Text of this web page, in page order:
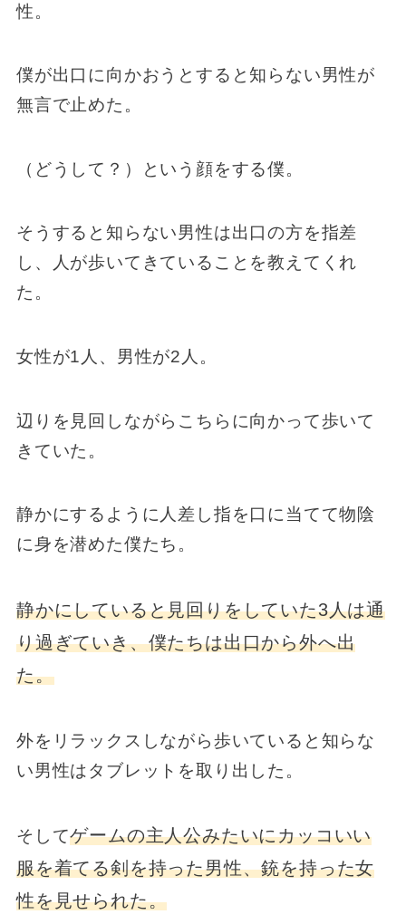
性。
僕が出口に向かおうとすると知らない男性が
無言で止めた。
（どうして？）という顔をする僕。
そうすると知らない男性は出口の方を指差
し、人が歩いてきていることを教えてくれ
た。
女性が1人、男性が2人。
辺りを見回しながらこちらに向かって歩いて
きていた。
静かにするように人差し指を口に当てて物陰
に身を潜めた僕たち。
静かにしていると見回りをしていた3人は通
り過ぎていき、僕たちは出口から外へ出
た。
外をリラックスしながら歩いていると知らな
い男性はタブレットを取り出した。
そしてゲームの主人公みたいにカッコいい
服を着てる剣を持った男性、銃を持った女
性を見せられた。